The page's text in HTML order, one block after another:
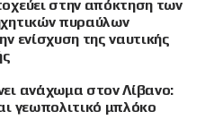
στην απόκτηση των
πυραύλων
ενίσχυση της ναυτικής
ανάχωμα στον Λίβανο:
γεωπολιτικό μπλόκο